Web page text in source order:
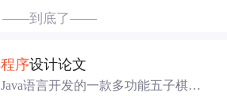
——到底了——
程序设计论文
语言开发的一款多功能五子棋游